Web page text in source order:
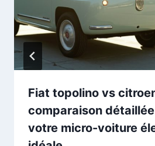
Fiat topolino vs
comparaison
votre micro-voiture